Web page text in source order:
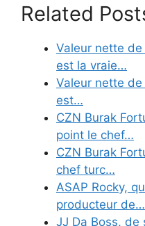
Related
Valeur nette
est la vraie…
Valeur nette
est…
CZN Burak
point le chef…
CZN Burak
chef turc…
ASAP Rocky,
producteur de…
JJ Da Boss, de